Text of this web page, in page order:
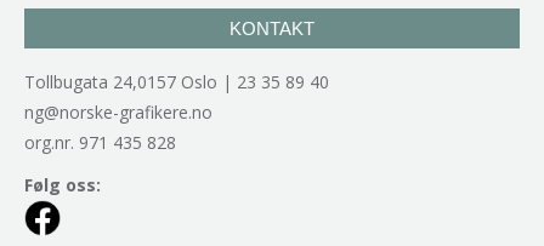
KONTAKT
Tollbugata 24,0157 Oslo | 23 35 89 40
ng@norske-grafikere.no
org.nr. 971 435 828
Følg oss: